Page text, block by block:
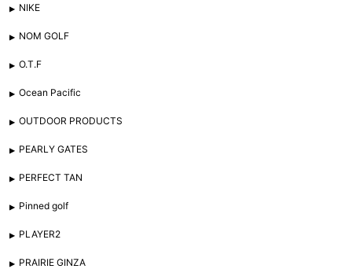
NIKE
NOM GOLF
O.T.F
Ocean Pacific
OUTDOOR PRODUCTS
PEARLY GATES
PERFECT TAN
Pinned golf
PLAYER2
PRAIRIE GINZA